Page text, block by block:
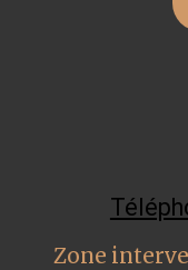
Zone